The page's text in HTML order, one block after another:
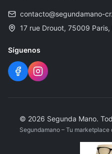
contacto@segundamano-
17 rue Drouot, 75009 Paris,
Síguenos
© 2026 Segunda Mano.
Segundamano – Tu